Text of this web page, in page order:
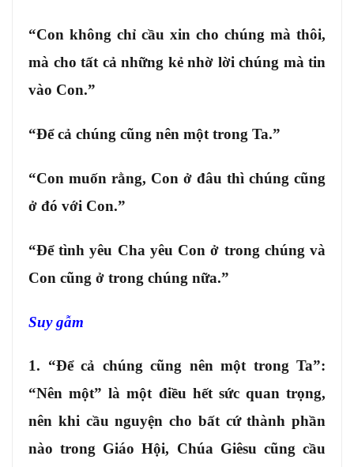
“Con không chỉ cầu xin cho chúng mà thôi,
mà cho tất cả những kẻ nhờ lời chúng mà tin
vào Con.”
“Để cả chúng cũng nên một trong Ta.”
“Con muốn rằng, Con ở đâu thì chúng cũng
ở đó với Con.”
“Để tình yêu Cha yêu Con ở trong chúng và
Con cũng ở trong chúng nữa.”
Suy gẫm
1. “Để cả chúng cũng nên một trong Ta”:
“Nên một” là một điều hết sức quan trọng,
nên khi cầu nguyện cho bất cứ thành phần
nào trong Giáo Hội, Chúa Giêsu cũng cầu